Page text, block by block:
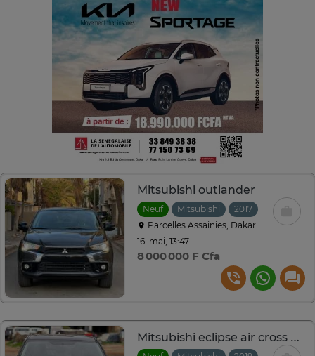
Mitsubishi outlander
Neuf Mitsubishi 2017
Parcelles Assainies, Dakar
16. mai, 13:47
8 000 000 F Cfa
Mitsubishi eclipse air cross 2019